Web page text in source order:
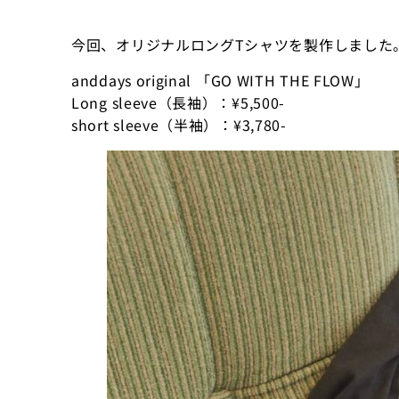
今回、オリジナルロングTシャツを製作しました
anddays original 「GO WITH THE FLOW」
Long sleeve（長袖）：¥5,500-
short sleeve（半袖）：¥3,780-